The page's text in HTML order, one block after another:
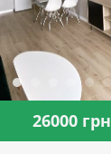
26000 грн